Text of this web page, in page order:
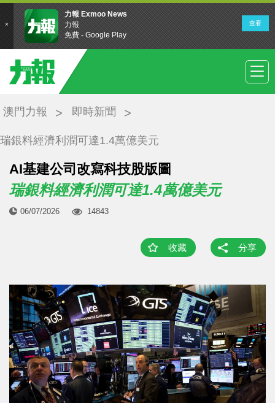
澳門力報 即時新聞
瑞銀料經濟利潤可達1.4萬億美元
AI基建公司改寫科技股版圖
瑞銀料經濟利潤可達1.4萬億美元
06/07/2026 14843
收藏 分享